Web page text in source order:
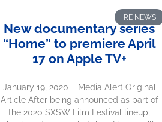
RE NEWS
New documentary series
“Home” to premiere April
17 on Apple TV+
January 19, 2020 – Media Alert Original
Article After being announced as part of
the 2020 SXSW Film Festival lineup,